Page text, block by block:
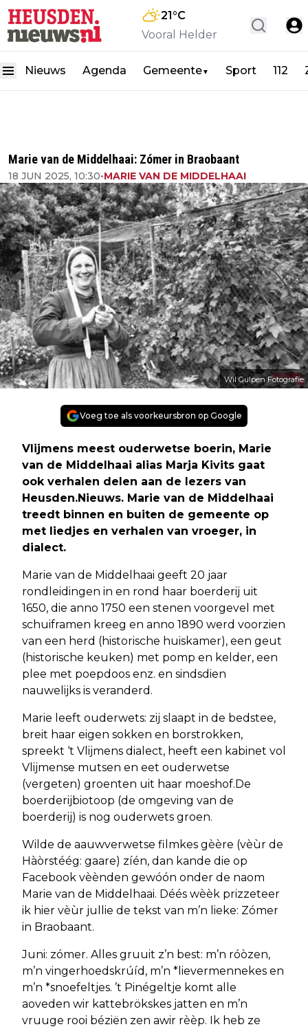
21°C
Vooral Helder
Nieuws Agenda Gemeente▼ Sport 112
Marie van de Middelhaai: Zómer in Braobaant
18 JUN 2025, 10:30•MARIE VAN DE MIDDELHAAI
Wil Gulpen Fotografie
Voeg toe als voorkeursbron op Google
Vlijmens meest ouderwetse boerin, Marie
van de Middelhaai alias Marja Kivits gaat
ook verhalen delen aan de lezers van
Heusden.Nieuws. Marie van de Middelhaai
treedt binnen en buiten de gemeente op
met liedjes en verhalen van vroeger, in
dialect.
Marie van de Middelhaai geeft 20 jaar
rondleidingen in en rond haar boerderij uit
1650, die anno 1750 een stenen voorgevel met
schuiframen kreeg en anno 1890 werd voorzien
van een herd (historische huiskamer), een geut
(historische keuken) met pomp en kelder, een
plee met poepdoos enz. en sindsdien
nauwelijks is veranderd.
Marie leeft ouderwets: zij slaapt in de bedstee,
breit haar eigen sokken en borstrokken,
spreekt ‘t Vlijmens dialect, heeft een kabinet vol
Vlijmense mutsen en eet ouderwetse
(vergeten) groenten uit haar moeshof.De
boerderijbiotoop (de omgeving van de
boerderij) is nog ouderwets groen.
Wilde de aauwverwetse filmkes gèère (vèùr de
Hàòrstéég: gaare) zíén, dan kande die op
Facebook vèènden gewóón onder de naom
Marie van de Middelhaai. Déés wèèk prizzeteer
ik hier vèùr jullie de tekst van m’n lieke: Zómer
in Braobaant.
Juni: zómer. Alles gruuit z’n best: m’n róòzen,
m’n vingerhoedskrúíd, m’n *lievermennekes en
m’n *snoefeltjes. ’t Pinégeltje komt alle
aoveden wir kattebrökskes jatten en m’n
vruuge rooi béziën zen awir rèèp. Ik heb ze